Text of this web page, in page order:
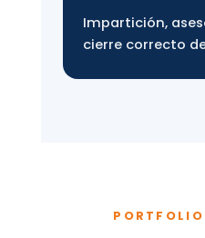
Impartición,
cierre correcto